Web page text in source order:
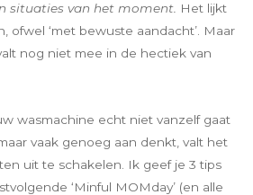
situaties van het moment. Het lijkt
ofwel ‘met bewuste aandacht’. Maar
nog niet mee in de hectiek van
wasmachine echt niet vanzelf gaat
vaak genoeg aan denkt, valt het
uit te schakelen. Ik geef je 3 tips
‘Minful MOMday’ (en alle